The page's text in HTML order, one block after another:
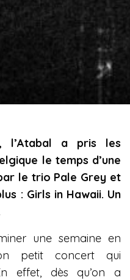
l’Atabal a pris les
le temps d’une
le trio Pale Grey et
: Girls in Hawaii. Un
une semaine en
petit concert qui
effet, dès qu’on a